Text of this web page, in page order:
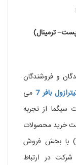
–ترمینال)
و فروشندگان
بافر 7 می
سیگما از تجربه
خرید محصولات
با بخش فروش
در ارتباط